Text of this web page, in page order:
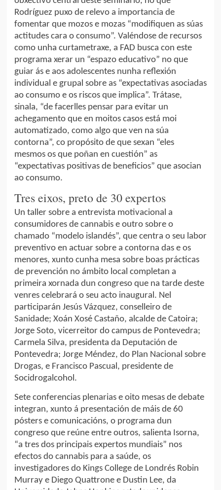
Rodríguez puxo de relevo a importancia de
fomentar que mozos e mozas “modifiquen as súas
actitudes cara o consumo”. Valéndose de recursos
como unha curtametraxe, a FAD busca con este
programa xerar un “espazo educativo” no que
guiar ás e aos adolescentes nunha reflexión
individual e grupal sobre as “expectativas asociadas
ao consumo e os riscos que implica”. Trátase,
sinala, “de facerlles pensar para evitar un
achegamento que en moitos casos está moi
automatizado, como algo que ven na súa
contorna”, co propósito de que sexan “eles
mesmos os que poñan en cuestión” as
“expectativas positivas de beneficios” que asocian
ao consumo.
Tres eixos, preto de 30 expertos
Un taller sobre a entrevista motivacional a
consumidores de cannabis e outro sobre o
chamado “modelo islandés”, que centra o seu labor
preventivo en actuar sobre a contorna das e os
menores, xunto cunha mesa sobre boas prácticas
de prevención no ámbito local completan a
primeira xornada dun congreso que na tarde deste
venres celebrará o seu acto inaugural. Nel
participarán Jesús Vázquez, conselleiro de
Sanidade; Xoán Xosé Castaño, alcalde de Catoira;
Jorge Soto, vicerreitor do campus de Pontevedra;
Carmela Silva, presidenta da Deputación de
Pontevedra; Jorge Méndez, do Plan Nacional sobre
Drogas, e Francisco Pascual, presidente de
Socidrogalcohol.
Sete conferencias plenarias e oito mesas de debate
integran, xunto á presentación de máis de 60
pósters e comunicacións, o programa dun
congreso que reúne entre outros, salienta Isorna,
“a tres dos principais expertos mundiais” nos
efectos do cannabis para a saúde, os
investigadores do Kings College de Londrés Robin
Murray e Diego Quattrone e Dustin Lee, da